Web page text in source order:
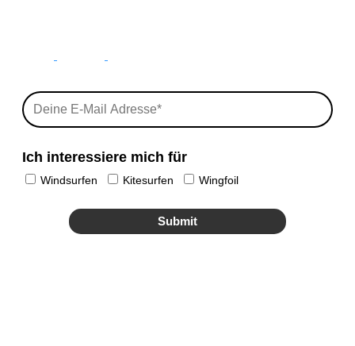
Ich interessiere mich für
Windsurfen Kitesurfen Wingfoil
Submit